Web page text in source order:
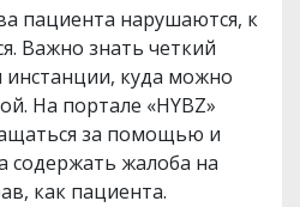
пациента нарушаются, к
Важно знать четкий
инстанции, куда можно
На портале «HYBZ»
за помощью и
содержать жалоба на
как пациента.